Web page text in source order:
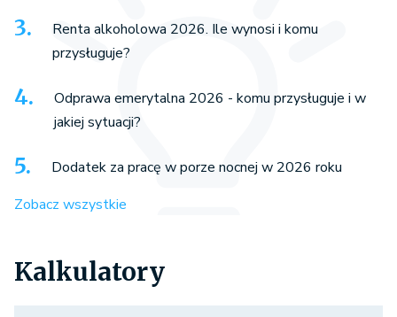
Renta alkoholowa 2026. Ile wynosi i komu
przysługuje?
Odprawa emerytalna 2026 - komu przysługuje i w
jakiej sytuacji?
Dodatek za pracę w porze nocnej w 2026 roku
Zobacz wszystkie
Kalkulatory